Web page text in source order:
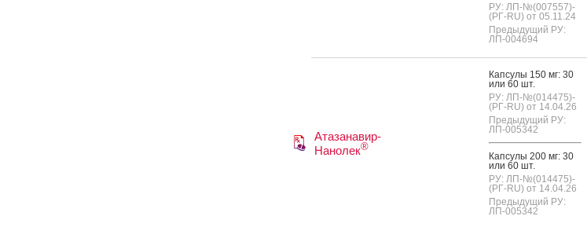
РУ: ЛП-№(007557)-
(РГ-RU) от 05.11.24
Предыдущий РУ:
ЛП-004694
Атазанавир-
Нанолек®
Кап­су­лы 150 мг: 30
или 60 шт.
РУ: ЛП-№(014475)-
(РГ-RU) от 14.04.26
Предыдущий РУ:
ЛП-005342
Кап­су­лы 200 мг: 30
или 60 шт.
РУ: ЛП-№(014475)-
(РГ-RU) от 14.04.26
Предыдущий РУ:
ЛП-005342